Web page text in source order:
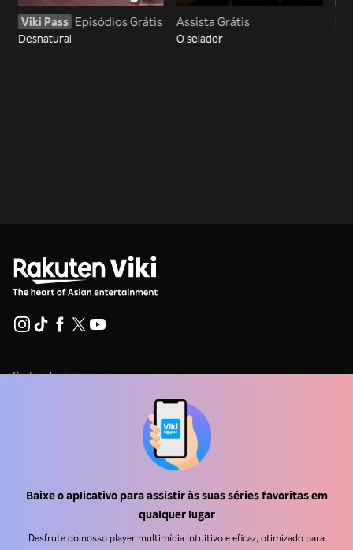
Baixe o aplicativo para assistir às suas séries favoritas em
qualquer lugar
Desfrute do nosso player multimídia intuitivo e eficaz, otimizado para
Viki Pass Episódios Grátis
Desnatural
Assista Grátis
O selador
Central de ajuda
Central de imprensa
Termos de uso